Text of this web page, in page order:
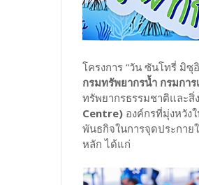
โครงการ “วัน ซันโทรี่ มิ
กรมทรัพยากรน้ำ กรมกา
ทรัพยากรธรรมชาติและสิ่
Centre) องค์กรที่มุ่งหวัง
พันธกิจในการจุดประกา
หลัก ได้แก่